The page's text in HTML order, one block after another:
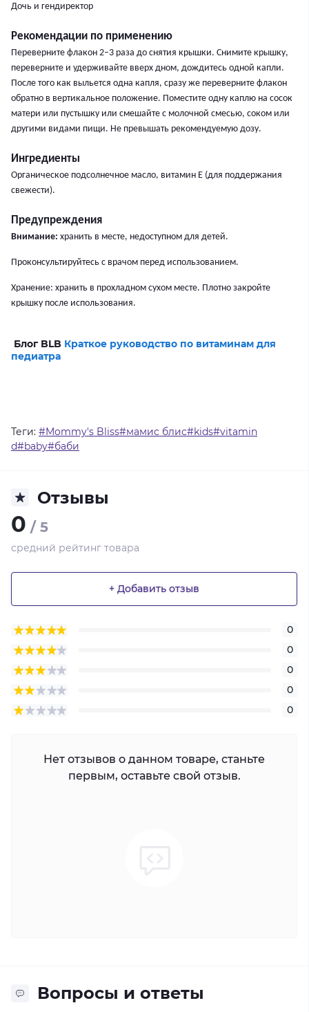
Дочь и гендиректор
Рекомендации по применению
Переверните флакон 2–3 раза до снятия крышки. Снимите крышку,
переверните и удерживайте вверх дном, дождитесь одной капли.
После того как выльется одна капля, сразу же переверните флакон
обратно в вертикальное положение. Поместите одну каплю на сосок
матери или пустышку или смешайте с молочной смесью, соком или
другими видами пищи. Не превышать рекомендуемую дозу.
Ингредиенты
Органическое подсолнечное масло, витамин Е (для поддержания
свежести).
Предупреждения
Внимание: хранить в месте, недоступном для детей.
Проконсультируйтесь с врачом перед использованием.
Хранение: хранить в прохладном сухом месте. Плотно закройте
крышку после использования.
Блог BLB Краткое руководство по витаминам для
педиатра
Теги: #Mommy's Bliss#мамис блис#kids#vitamin
d#baby#баби
Отзывы
0 / 5
средний рейтинг товара
+ Добавить отзыв
0
0
0
0
0
Нет отзывов о данном товаре, станьте
первым, оставьте свой отзыв.
Вопросы и ответы